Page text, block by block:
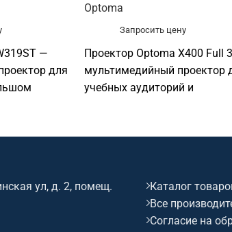
—
для
4 000 лм.
Optoma
Запросить цену
Проектор Optoma X400 Full
мультимедийный проектор
учебных аудиторий и
презентаций. Основные
технология: DLP.
ул, д. 2, помещ.
Каталог
Все
Согласие на